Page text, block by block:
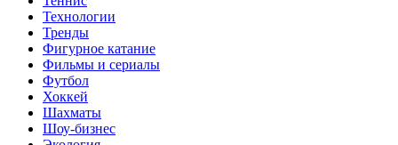
Технологии
Тренды
Фигурное катание
Фильмы и сериалы
Футбол
Хоккей
Шахматы
Шоу-бизнес